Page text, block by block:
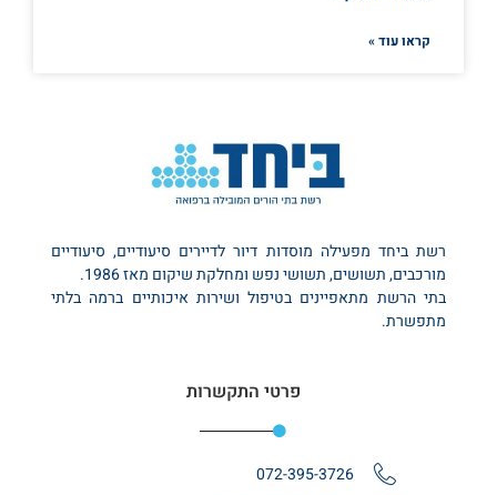
קראו עוד »
רשת ביחד מפעילה מוסדות דיור לדיירים סיעודיים, סיעודיים
מורכבים, תשושים, תשושי נפש ומחלקת שיקום מאז 1986.
בתי הרשת מתאפיינים בטיפול ושירות איכותיים ברמה בלתי
מתפשרת.
פרטי התקשרות
072-395-3726